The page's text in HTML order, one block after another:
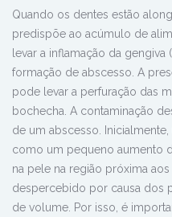
Quando os dentes estão
predispõe ao acúmulo de
levar a inflamação da
formação de abscesso. A
pode levar a perfuração das
bochecha. A contaminação
de um abscesso.
como um pequeno aumento
na pele na região próxima
despercebido por causa dos
de volume. Por isso, é